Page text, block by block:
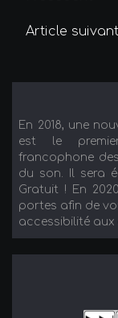
Article
En 2018, une
est le
francophone
du son. Il sera
Gratuit ! En
portes afin de
accessibilité